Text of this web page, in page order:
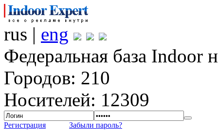
rus | eng
Федеральная база Indoor
Городов: 210
Носителей: 12309
Регистрация Забыли пароль?